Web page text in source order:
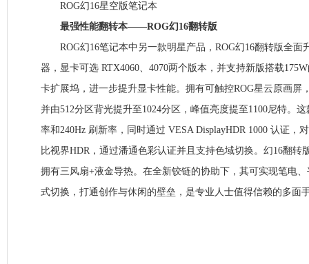
ROG幻16星空版笔记本
最强性能翻转本——ROG幻16翻转版
ROG幻16笔记本中另一款明星产品，ROG幻16翻转版全面
器，显卡可选 RTX4060、4070两个版本，并支持新版搭载
卡扩展坞，进一步提升显卡性能。拥有可触控ROG星云原画屏
并由512分区背光提升至1024分区，峰值亮度提至1100尼特。
率和240Hz 刷新率，同时通过 VESA DisplayHDR 1000 认证，
比视界HDR，通过潘通色彩认证并且支持色域切换。幻16翻转
拥有三风扇+液金导热。在全新铰链的协助下，其可实现笔电
式切换，打通创作与休闲的壁垒，是专业人士值得信赖的多面